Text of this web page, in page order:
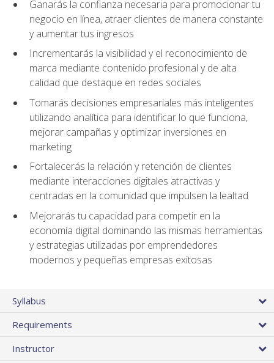
Ganarás la confianza necesaria para promocionar tu
negocio en línea, atraer clientes de manera constante
y aumentar tus ingresos
Incrementarás la visibilidad y el reconocimiento de
marca mediante contenido profesional y de alta
calidad que destaque en redes sociales
Tomarás decisiones empresariales más inteligentes
utilizando analítica para identificar lo que funciona,
mejorar campañas y optimizar inversiones en
marketing
Fortalecerás la relación y retención de clientes
mediante interacciones digitales atractivas y
centradas en la comunidad que impulsen la lealtad
Mejorarás tu capacidad para competir en la
economía digital dominando las mismas herramientas
y estrategias utilizadas por emprendedores
modernos y pequeñas empresas exitosas
Syllabus
Requirements
Instructor